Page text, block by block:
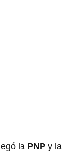
la PNP y la